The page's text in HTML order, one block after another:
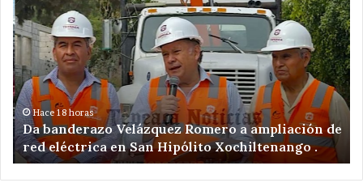
banderazo
Velázquez
Romero
a
ampliación
de
red
eléctrica
en
San
Hipólito
Hace 18 horas
Da banderazo Velázquez Romero a ampliación de
red eléctrica en San Hipólito Xochiltenango .
a
en